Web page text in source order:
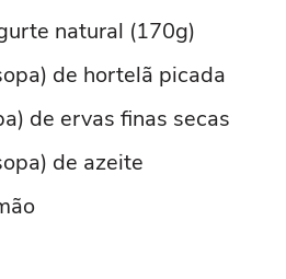
natural (170g)
de hortelã picada
de ervas finas secas
de azeite